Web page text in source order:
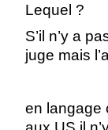
Lequel ?
S’il n’y a
juge mais
en langage